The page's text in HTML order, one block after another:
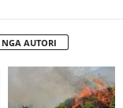
NGA AUTORI